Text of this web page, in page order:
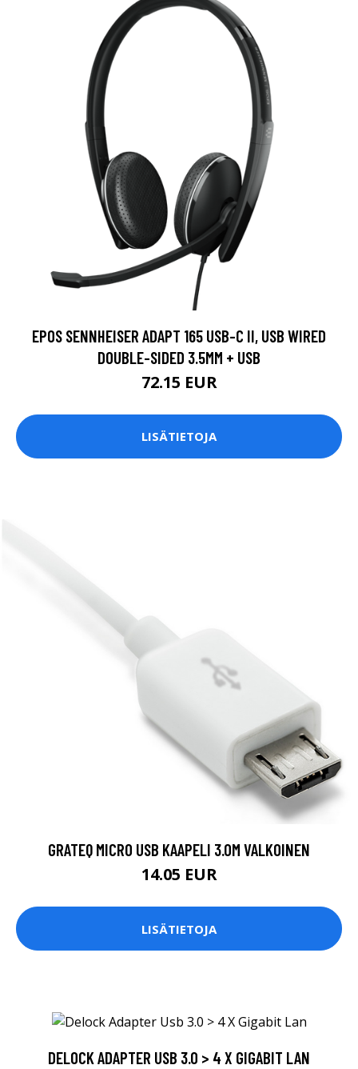
EPOS SENNHEISER ADAPT 165 USB-C II, USB WIRED
DOUBLE-SIDED 3.5MM + USB
72.15 EUR
LISÄTIETOJA
GRATEQ MICRO USB KAAPELI 3.0M VALKOINEN
14.05 EUR
LISÄTIETOJA
DELOCK ADAPTER USB 3.0 > 4 X GIGABIT LAN